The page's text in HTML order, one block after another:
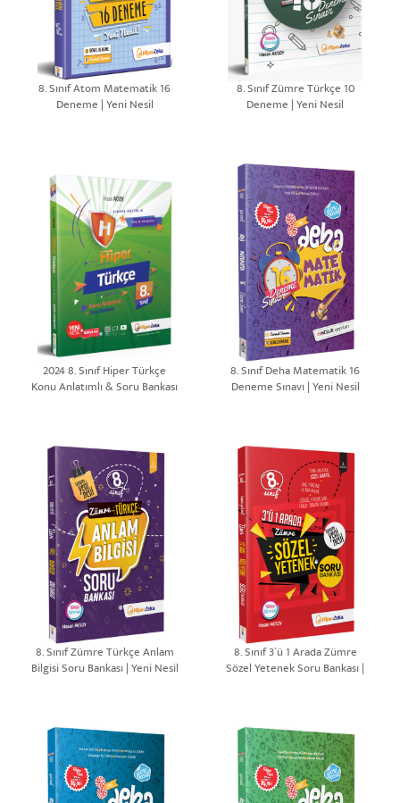
8. Sınıf Atom Matematik 16
Deneme | Yeni Nesil
8. Sınıf Zümre Türkçe 10
Deneme | Yeni Nesil
2024 8. Sınıf Hiper Türkçe
Konu Anlatımlı & Soru Bankası
8. Sınıf Deha Matematik 16
Deneme Sınavı | Yeni Nesil
8. Sınıf Zümre Türkçe Anlam
Bilgisi Soru Bankası | Yeni Nesil
8. Sınıf 3`ü 1 Arada Zümre
Sözel Yetenek Soru Bankası |